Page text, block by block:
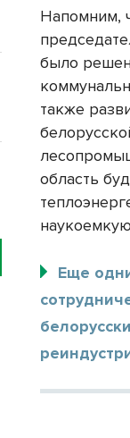
Напомним,
было
также
область
Еще